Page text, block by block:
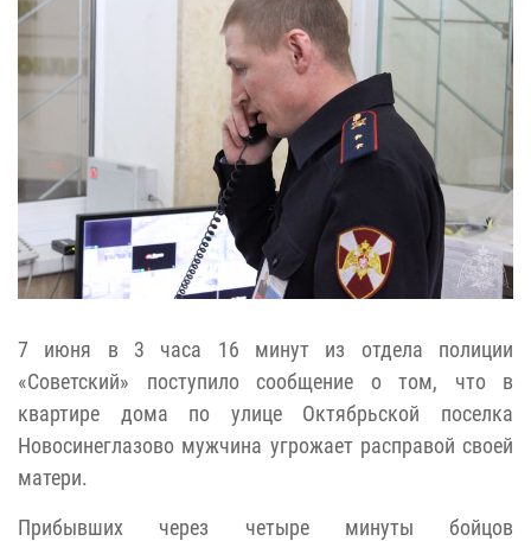
7 июня в 3 часа 16 минут из отдела полиции
«Советский» поступило сообщение о том, что в
квартире дома по улице Октябрьской поселка
Новосинеглазово мужчина угрожает расправой своей
матери.
Прибывших через четыре минуты бойцов